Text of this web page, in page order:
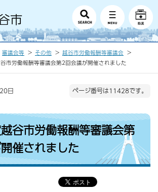
審議会等 その他
越谷市労働報酬等審議会
市労働報酬等審議会第2回会議が開催されました
日 ページ番号は11428です。
谷市労働報酬等審議会第
催されました